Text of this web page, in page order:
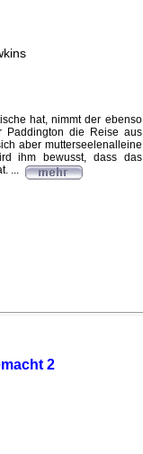
hat, nimmt der ebenso
Paddington die Reise aus
aber mutterseelenalleine
ihm bewusst, dass das
...
2